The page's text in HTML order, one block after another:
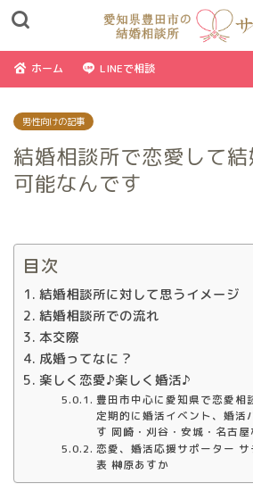
ホーム LINEで相談
男性向けの記事
結婚相談所で恋愛して
可能なんです
目次
結婚相談所に対して思うイメージ
結婚相談所での流れ
本交際
成婚ってなに？
楽しく恋愛♪楽しく婚活♪
豊田市中心に愛知県で恋愛
定期的に婚活イベント、婚活
す 岡崎・刈谷・安城・名古屋
恋愛、婚活応援サポーター
表 榊原あすか